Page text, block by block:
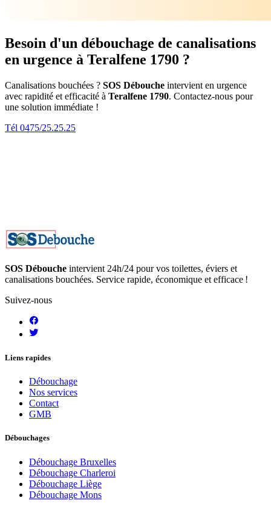
Besoin d'un débouchage de canalisations
en urgence à Teralfene 1790 ?
Canalisations bouchées ? SOS Débouche intervient en urgence
avec rapidité et efficacité à Teralfene 1790. Contactez-nous pour
une solution immédiate !
Tél 0475/25.25.25
SOS Débouche intervient 24h/24 pour vos toilettes, éviers et
canalisations bouchées. Service rapide, économique et efficace !
Suivez-nous
Liens rapides
Débouchage
Nos services
Contact
GMB
Débouchages
Débouchage Bruxelles
Débouchage Charleroi
Débouchage Liège
Débouchage Mons